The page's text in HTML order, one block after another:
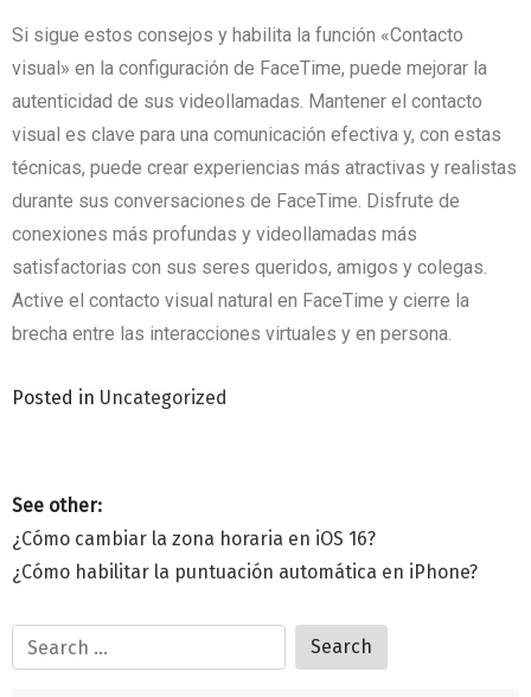
Si sigue estos consejos y habilita la función «Contacto
visual» en la configuración de FaceTime, puede mejorar la
autenticidad de sus videollamadas. Mantener el contacto
visual es clave para una comunicación efectiva y, con estas
técnicas, puede crear experiencias más atractivas y realistas
durante sus conversaciones de FaceTime. Disfrute de
conexiones más profundas y videollamadas más
satisfactorias con sus seres queridos, amigos y colegas.
Active el contacto visual natural en FaceTime y cierre la
brecha entre las interacciones virtuales y en persona.
Posted in Uncategorized
¿Cómo cambiar la zona horaria en iOS 16?
¿Cómo habilitar la puntuación automática en iPhone?